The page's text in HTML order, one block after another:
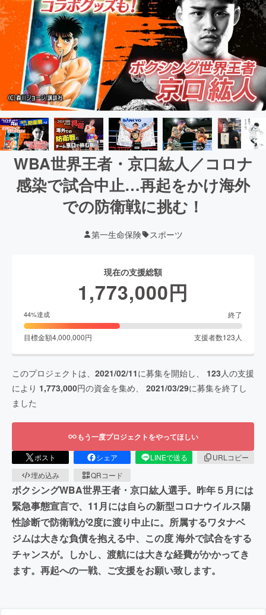
WBA世界王者・京口紘人／コロナ
感染で試合中止…再起をかけ海外
での防衛戦に挑む！
第一生命保険 スポーツ
現在の支援総額
1,773,000円
44%達成 終了
目標金額4,000,000円 支援者数123 人
このプロジェクトは、 2021/02/11に募集を開始し、 123 人の支援
により 1,773,000円の資金を集め、 2021/03/29に募集を終了し
ました
もう一度プロジェクトをやってほしい
ポスト シェア LINEで送る
URLコピー
埋め込み
QRコード
ボクシングWBA世界王者・京口紘人選手。昨年５月には
緊急事態宣言で、11月には自らの新型コロナウイルス陽
性診断で防衛戦が2度に渡り中止に。所属するワタナベ
ジムは大きな負債を抱える中、この度 海外で試合をする
チャンスが。しかし、渡航には大きな経費がかかってき
ます。再起への一戦、ご支援をお願い致します。